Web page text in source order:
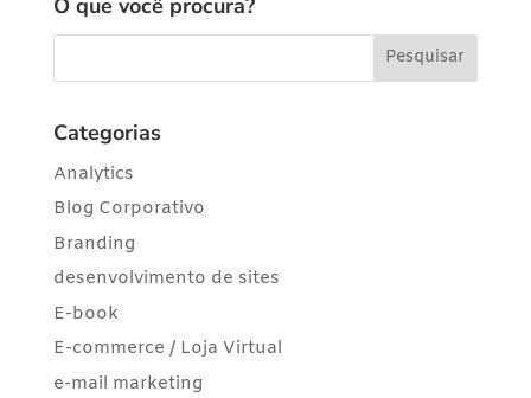
Categorias
Analytics
Blog Corporativo
Branding
desenvolvimento de sites
E-book
E-commerce / Loja Virtual
e-mail marketing